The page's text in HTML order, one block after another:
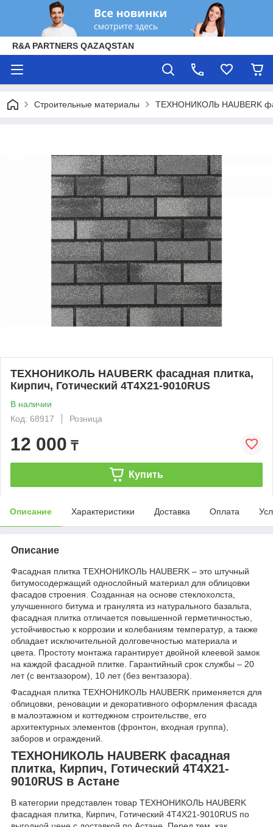
R&A PARTNERS QAZAQSTAN
Строительные материалы ТЕХНОНИКОЛЬ HAUBERK
ТЕХНОНИКОЛЬ HAUBERK фасадная плитка,
Кирпич, Готический 4T4X21-9010RUS
В наличии
Код: 68917
Розница
12 000 ₸
Купить
Описание Характеристики Доставка Оплата
Описание
Фасадная плитка ТЕХНОНИКОЛЬ HAUBERK – это штучный
битумосодержащий однослойный материал для облицовки
фасадов строения. Созданная на основе стеклохолста,
улучшенного битума и гранулята из натурального базальта,
фасадная плитка отличается повышенной герметичностью,
устойчивостью к коррозии и колебаниям температур, а также
обладает исключительной долговечностью материала и
цвета. Простоту монтажа гарантирует двойной клеевой замок
на каждой фасадной плитке. Гарантийный срок службы – 20
лет (с вентзазором), 10 лет (без вентзазора).
Фасадная плитка ТЕХНОНИКОЛЬ HAUBERK применяется для
облицовки, реновации и декоративного оформления фасада
в малоэтажном и коттеджном строительстве, его
архитектурных элементов (фронтон, входная группа),
заборов и ограждений.
ТЕХНОНИКОЛЬ HAUBERK фасадная
плитка, Кирпич, Готический 4T4X21-
9010RUS в Астане
В категории представлен товар ТЕХНОНИКОЛЬ HAUBERK
фасадная плитка, Кирпич, Готический 4T4X21-9010RUS по